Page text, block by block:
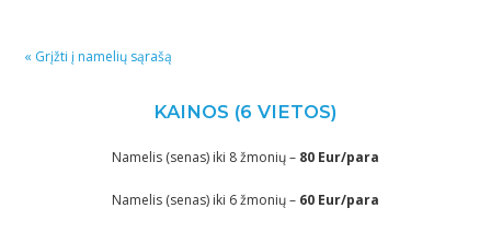
« Grįžti į namelių sąrašą
KAINOS (6 VIETOS)
Namelis (senas) iki 8 žmonių – 80 Eur/para
Namelis (senas) iki 6 žmonių – 60 Eur/para